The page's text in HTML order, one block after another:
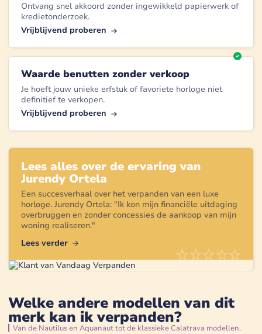
Ontvang snel akkoord zonder ingewikkeld papierwerk of
kredietonderzoek.
Vrijblijvend proberen
Waarde benutten zonder verkoop
Je hoeft jouw unieke erfstuk of favoriete horloge niet
definitief te verkopen.
Vrijblijvend proberen
Lees alles over de ervaring van
Jurendy Ortela
Een succesverhaal over het verpanden van een luxe
horloge. Jurendy Ortela: "Ik kon mijn financiële uitdaging
overbruggen en zonder concessies de aankoop van mijn
woning realiseren."
Lees verder
Welke andere modellen van dit
merk kan ik verpanden?
Van de Nautilus en Aquanaut tot de klassieke Calatrava modellen.